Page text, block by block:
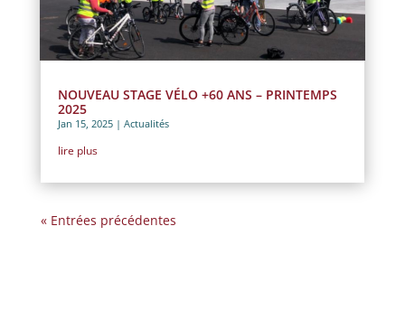
NOUVEAU STAGE VÉLO +60 ANS – PRINTEMPS
2025
Jan 15, 2025| Actualités
lire plus
« Entrées précédentes